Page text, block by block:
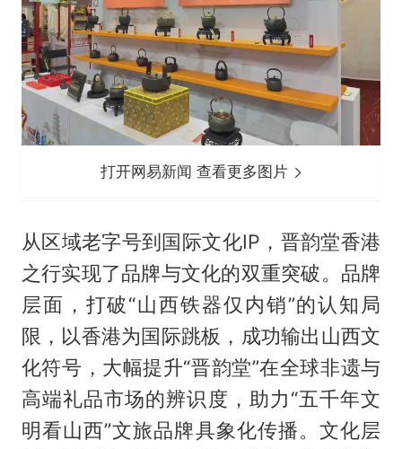
打开网易新闻 查看更多图片
从区域老字号到国际文化IP，晋韵堂香港
之行实现了品牌与文化的双重突破。品牌
层面，打破“山西铁器仅内销”的认知局
限，以香港为国际跳板，成功输出山西文
化符号，大幅提升“晋韵堂”在全球非遗与
高端礼品市场的辨识度，助力“五千年文
明看山西”文旅品牌具象化传播。文化层